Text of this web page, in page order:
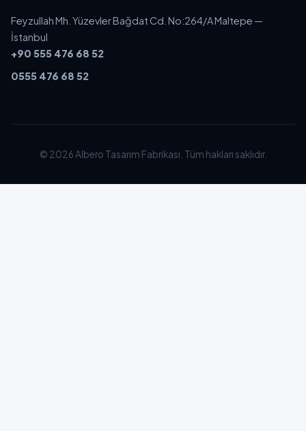
Feyzullah Mh. Yüzevler Bağdat Cd. No:264/A Maltepe —
İstanbul
+90 555 476 68 52
0555 476 68 52
© 2026 Albero Tasarım Fabrikası. Tüm hakları saklıdır.